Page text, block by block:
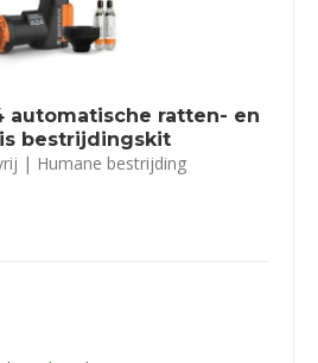
automatische ratten- en
bestrijdingskit
| Humane bestrijding